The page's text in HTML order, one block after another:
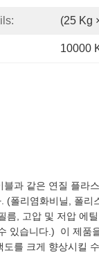
(25 Kg
10000
블과 같은 연질 플라
(폴리염화비닐, 폴리
름, 고압 및 저압 에
있습니다.) 이 제품
도를 크게 향상시킬